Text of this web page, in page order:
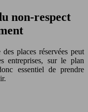
non-respect
places réservées peut
entreprises, sur le plan
essentiel de prendre